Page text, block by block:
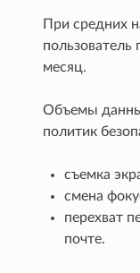
При средних
пользователь
месяц.
Объемы
политик
съемка
смена
перехват
почте.